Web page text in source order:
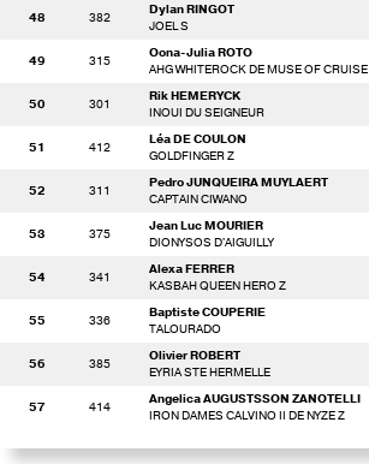
48 382
Dylan RINGOT
JOEL S
49 315
Oona-Julia ROTO
AHG WHITEROCK DE MUSE OF CRUISE
50 301
Rik HEMERYCK
INOUI DU SEIGNEUR
51 412
Léa DE COULON
GOLDFINGER Z
52 311
Pedro JUNQUEIRA MUYLAERT
CAPTAIN CIWANO
53 375
Jean Luc MOURIER
DIONYSOS D'AIGUILLY
54 341
Alexa FERRER
KASBAH QUEEN HERO Z
55 336
Baptiste COUPERIE
TALOURADO
56 385
Olivier ROBERT
EYRIA STE HERMELLE
57 414
Angelica AUGUSTSSON ZANOTELLI
IRON DAMES CALVINO II DE NYZE Z